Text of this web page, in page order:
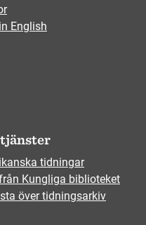
English
tidningar
Kungliga biblioteket
över tidningsarkiv